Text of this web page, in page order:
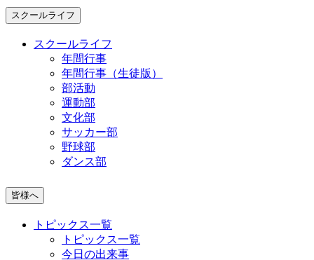
スクールライフ
スクールライフ
年間行事
年間行事（生徒版）
部活動
運動部
文化部
サッカー部
野球部
ダンス部
皆様へ
トピックス一覧
トピックス一覧
今日の出来事